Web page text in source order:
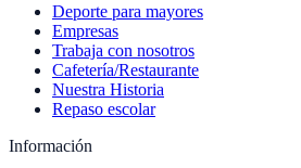
Deporte para mayores
Empresas
Trabaja con nosotros
Cafetería/Restaurante
Nuestra Historia
Repaso escolar
Información